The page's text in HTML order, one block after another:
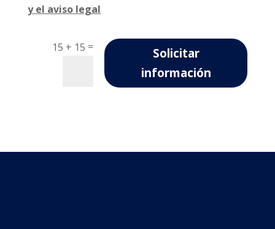
y el aviso legal
15 + 15 =
Solicitar
información